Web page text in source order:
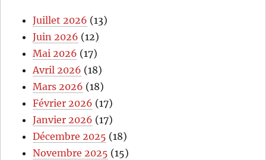
Juillet 2026 (13)
Juin 2026 (12)
Mai 2026 (17)
Avril 2026 (18)
Mars 2026 (18)
Février 2026 (17)
Janvier 2026 (17)
Décembre 2025 (18)
Novembre 2025 (15)